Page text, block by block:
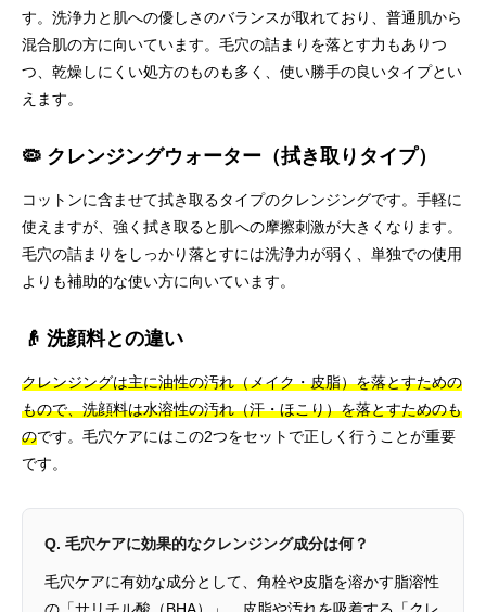
す。洗浄力と肌への優しさのバランスが取れており、普通肌から
混合肌の方に向いています。毛穴の詰まりを落とす力もありつ
つ、乾燥しにくい処方のものも多く、使い勝手の良いタイプとい
えます。
🦠 クレンジングウォーター（拭き取りタイプ）
コットンに含ませて拭き取るタイプのクレンジングです。手軽に
使えますが、強く拭き取ると肌への摩擦刺激が大きくなります。
毛穴の詰まりをしっかり落とすには洗浄力が弱く、単独での使用
よりも補助的な使い方に向いています。
👴 洗顔料との違い
クレンジングは主に油性の汚れ（メイク・皮脂）を落とすための
もので、洗顔料は水溶性の汚れ（汗・ほこり）を落とすためのも
のです。毛穴ケアにはこの2つをセットで正しく行うことが重要
です。
Q. 毛穴ケアに効果的なクレンジング成分は何？
毛穴ケアに有効な成分として、角栓や皮脂を溶かす脂溶性
の「サリチル酸（BHA）」、皮脂や汚れを吸着する「クレ